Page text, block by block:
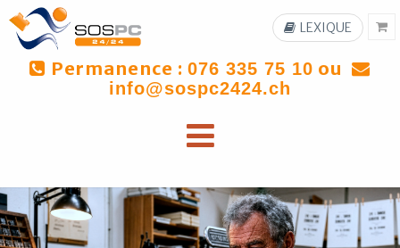
Permanence : 076 335 75 10 ou
info@sospc2424.ch
LEXIQUE